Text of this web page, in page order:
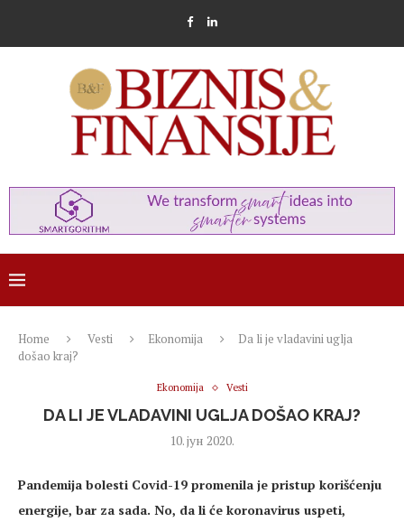
Home Vesti Ekonomija
Da li je vladavini uglja
došao kraj?
Ekonomija Vesti
DA LI JE VLADAVINI UGLJA DOŠAO KRAJ?
10. јун 2020.
Pandemija bolesti Covid-19 promenila je pristup korišćenju
energije, bar za sada. No, da li će koronavirus uspeti,